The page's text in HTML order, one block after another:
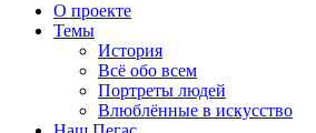
О проекте
Темы
История
Всё обо всем
Портреты людей
Влюблённые в искусство